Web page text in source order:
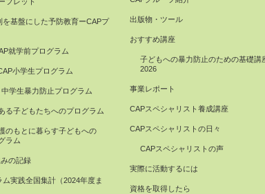
を基盤にした予防教育ーCAPプ
就学前プログラム
小学生プログラム
中学生暴力防止プログラム
る子どもたちへのプログラム
のもとに暮らす子どもへの
ラム
の記録
ム実践全国集計（2024年度ま
出版物・ツール
おすすめ講座
子どもへの暴力防止のための基礎講
2026
事業レポート
CAPスペシャリスト養成講座
CAPスペシャリストの日々
CAPスペシャリストの声
実際に活動するには
資格を取得したら